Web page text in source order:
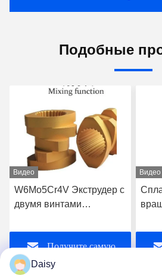
Подобные
Видео
W6Mo5Cr4V Экструдер с
двумя винтами
элементы
Промышленный
элемент нитки
Получите самую
Видео
Daisy